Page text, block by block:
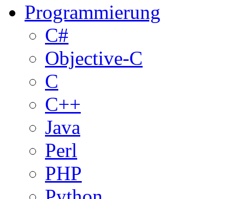
Programmierung
C#
Objective-C
C
C++
Java
Perl
PHP